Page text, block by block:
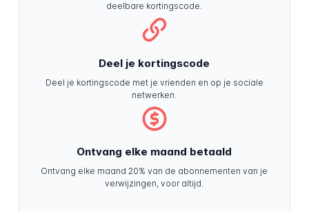
deelbare kortingscode.
Deel je kortingscode
Deel je kortingscode met je vrienden en op je sociale
netwerken.
Ontvang elke maand betaald
Ontvang elke maand 20% van de abonnementen van je
verwijzingen, voor altijd.